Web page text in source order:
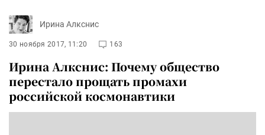
Ирина Алкснис
30 ноября 2017, 11:20 163
Ирина Алкснис: Почему общество
перестало прощать промахи
российской космонавтики